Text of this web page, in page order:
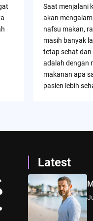
Saat menjalani
akan
nafsu makan,
masih banyak
tetap sehat dan
adalah dengan
makanan apa
pasien lebih
Latest